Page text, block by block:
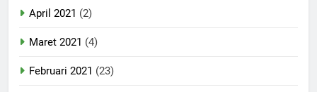
April 2021 (2)
Maret 2021 (4)
Februari 2021 (23)